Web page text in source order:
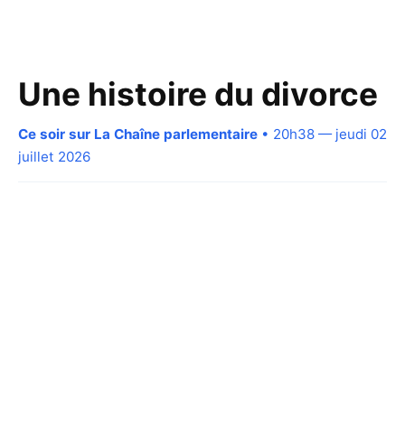
Une histoire du divorce
Ce soir sur La Chaîne parlementaire • 20h38 — jeudi 02
juillet 2026